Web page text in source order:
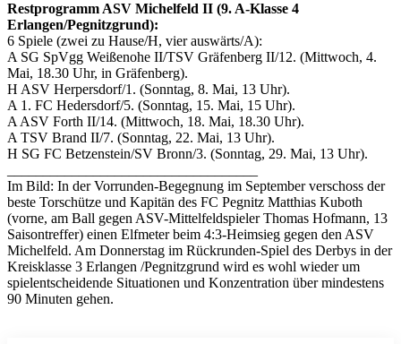
Restprogramm ASV Michelfeld II (9. A-Klasse 4
Erlangen/Pegnitzgrund):
6 Spiele (zwei zu Hause/H, vier auswärts/A):
A SG SpVgg Weißenohe II/TSV Gräfenberg II/12. (Mittwoch, 4.
Mai, 18.30 Uhr, in Gräfenberg).
H ASV Herpersdorf/1. (Sonntag, 8. Mai, 13 Uhr).
A 1. FC Hedersdorf/5. (Sonntag, 15. Mai, 15 Uhr).
A ASV Forth II/14. (Mittwoch, 18. Mai, 18.30 Uhr).
A TSV Brand II/7. (Sonntag, 22. Mai, 13 Uhr).
H SG FC Betzenstein/SV Bronn/3. (Sonntag, 29. Mai, 13 Uhr).
Im Bild: In der Vorrunden-Begegnung im September verschoss der
beste Torschütze und Kapitän des FC Pegnitz Matthias Kuboth
(vorne, am Ball gegen ASV-Mittelfeldspieler Thomas Hofmann, 13
Saisontreffer) einen Elfmeter beim 4:3-Heimsieg gegen den ASV
Michelfeld. Am Donnerstag im Rückrunden-Spiel des Derbys in der
Kreisklasse 3 Erlangen /Pegnitzgrund wird es wohl wieder um
spielentscheidende Situationen und Konzentration über mindestens
90 Minuten gehen.